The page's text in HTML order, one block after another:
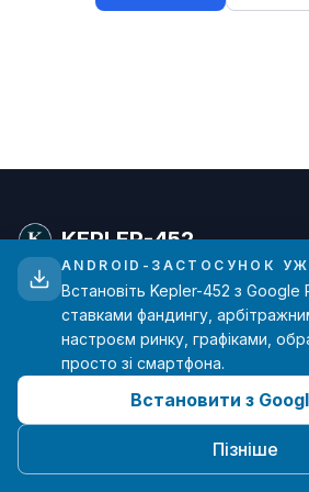
KEPLER-452
Просунута аналітика ставок
трейдерів криптовалют. Дані в
основних бірж.
hello@kepler-452.com
Створено з ❤️ одним
ANDROID-ЗАСТОСУНОК
Встановіть Kepler-452 з
ставками фандингу,
настроєм ринку, графіками,
просто зі смартфона.
Встановити з
Пізніше